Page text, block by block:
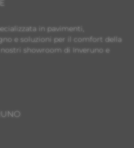
in pavimenti,
e soluzioni per il comfort della
showroom di Inveruno e